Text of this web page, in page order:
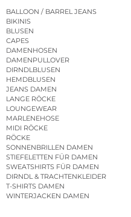
BALLOON / BARREL JEANS
BIKINIS
BLUSEN
CAPES
DAMENHOSEN
DAMENPULLOVER
DIRNDLBLUSEN
HEMDBLUSEN
JEANS DAMEN
LANGE RÖCKE
LOUNGEWEAR
MARLENEHOSE
MIDI RÖCKE
RÖCKE
SONNENBRILLEN DAMEN
STIEFELETTEN FÜR DAMEN
SWEATSHIRTS FÜR DAMEN
DIRNDL & TRACHTENKLEIDER
T-SHIRTS DAMEN
WINTERJACKEN DAMEN